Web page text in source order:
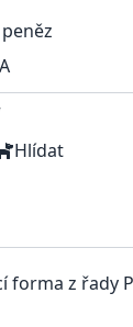
Hlídat
forma z řady